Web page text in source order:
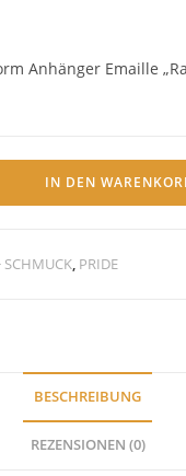
Anhänger Emaille
IN DEN
SCHMUCK, PRIDE
BESCHREIBUNG
REZENSIONEN (0)